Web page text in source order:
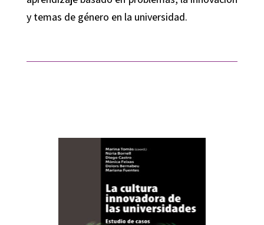
y temas de género en la universidad.